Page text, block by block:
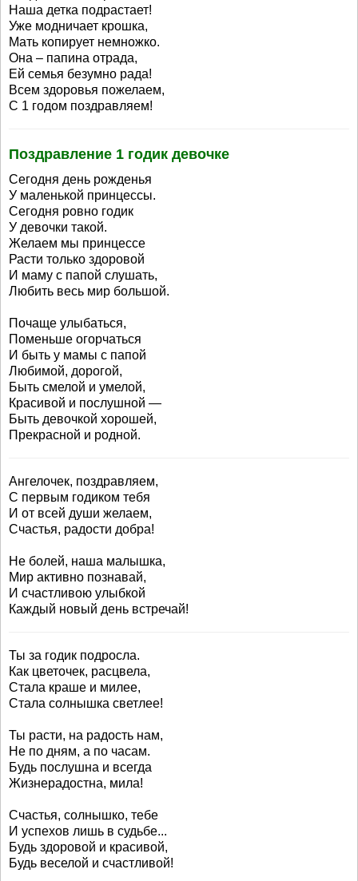
Наша детка подрастает!
Уже модничает крошка,
Мать копирует немножко.
Она – папина отрада,
Ей семья безумно рада!
Всем здоровья пожелаем,
С 1 годом поздравляем!
Поздравление 1 годик девочке
Сегодня день рожденья
У маленькой принцессы.
Сегодня ровно годик
У девочки такой.
Желаем мы принцессе
Расти только здоровой
И маму с папой слушать,
Любить весь мир большой.
Почаще улыбаться,
Поменьше огорчаться
И быть у мамы с папой
Любимой, дорогой,
Быть смелой и умелой,
Красивой и послушной —
Быть девочкой хорошей,
Прекрасной и родной.
Ангелочек, поздравляем,
С первым годиком тебя
И от всей души желаем,
Счастья, радости добра!
Не болей, наша малышка,
Мир активно познавай,
И счастливою улыбкой
Каждый новый день встречай!
Ты за годик подросла.
Как цветочек, расцвела,
Стала краше и милее,
Стала солнышка светлее!
Ты расти, на радость нам,
Не по дням, а по часам.
Будь послушна и всегда
Жизнерадостна, мила!
Счастья, солнышко, тебе
И успехов лишь в судьбе...
Будь здоровой и красивой,
Будь веселой и счастливой!